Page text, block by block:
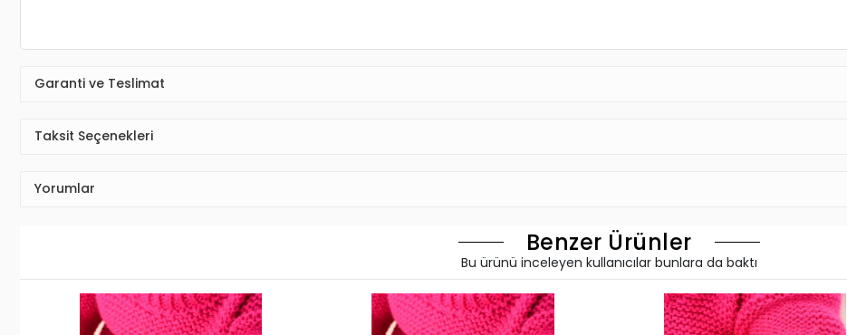
Garanti ve Teslimat
Taksit Seçenekleri
Yorumlar
Benzer Ürünler
Bu ürünü inceleyen kullanıcılar bunlara da baktı